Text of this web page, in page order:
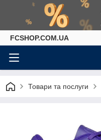
FCSHOP.COM.UA
Товари та послуги